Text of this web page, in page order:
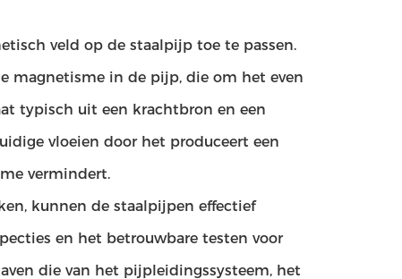
veld op de staalpijp toe te passen.
magnetisme in de pijp, die om het even
typisch uit een krachtbron en een
vloeien door het produceert een
vermindert.
kunnen de staalpijpen effectief
en het betrouwbare testen voor
die van het pijpleidingssysteem, het